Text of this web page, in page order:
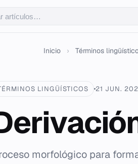
Inicio › Términos
LINGÜÍSTICOS 21 JUN.
morfológico para